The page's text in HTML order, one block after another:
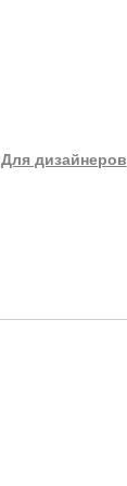
Для дизайнеров